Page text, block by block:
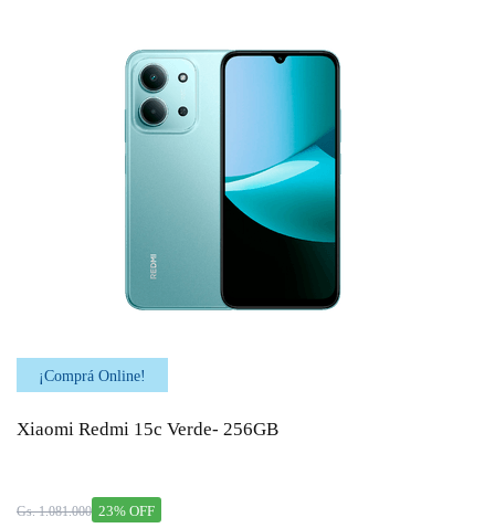
¡Comprá Online!
Xiaomi Redmi 15c Verde- 256GB
23% OFF
Gs. 1.081.000